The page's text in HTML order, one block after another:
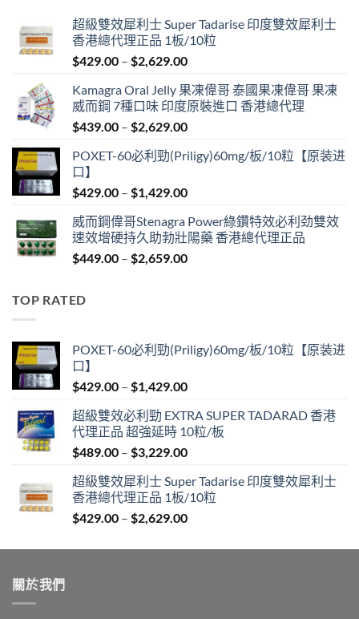
超級雙效犀利士 Super Tadarise 印度雙效犀利士
香港總代理正品 1板/10粒
$429.00 – $2,629.00Price
$429.00
through
$2,629.00
Kamagra Oral Jelly 果凍偉哥 泰國果凍偉哥 果凍
威而鋼 7種口味 印度原裝進口 香港總代理
$439.00 – $2,629.00Price
$439.00
$2,629.00
POXET-60必利勁(Priligy)60mg/板/10粒【原装进
口】
$429.00 – $1,429.00Price
$429.00
through
$1,429.00
威而鋼偉哥Stenagra Power綠鑽特效必利劲雙效
速效增硬持久助勃壯陽藥 香港總代理正品
$449.00 – $2,659.00Price
TOP RATED
POXET-60必利勁(Priligy)60mg/板/10粒【原装进
口】
$429.00 – $1,429.00Price
$429.00
through
$1,429.00
超級雙效必利勁 EXTRA SUPER TADARAD 香港
代理正品 超強延時 10粒/板
$489.00 – $3,229.00Price
$489.00
through
$3,229.00
超級雙效犀利士 Super Tadarise 印度雙效犀利士
香港總代理正品 1板/10粒
$429.00 – $2,629.00Price
$429.00
關於我們